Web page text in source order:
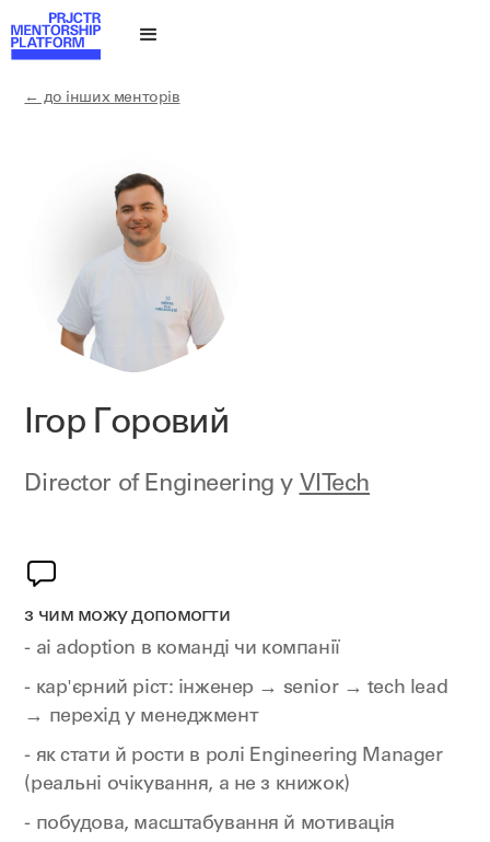
← до інших менторів
Ігор Горовий
Director of Engineering у VITech
з чим можу допомогти
- ai adoption в команді чи компанії
- кар'єрний ріст: інженер → senior → tech lead
→ перехід у менеджмент
- як стати й рости в ролі Engineering Manager
(реальні очікування, а не з книжок)
- побудова, масштабування й мотивація